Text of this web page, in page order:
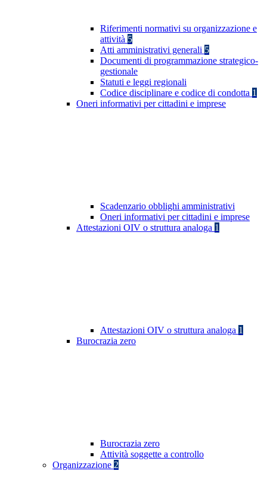
Riferimenti normativi su organizzazione e
attività 5
Atti amministrativi generali 5
Documenti di programmazione strategico-
gestionale
Statuti e leggi regionali
Codice disciplinare e codice di condotta 1
Oneri informativi per cittadini e imprese
Scadenzario obblighi amministrativi
Oneri informativi per cittadini e imprese
Attestazioni OIV o struttura analoga 1
Attestazioni OIV o struttura analoga 1
Burocrazia zero
Burocrazia zero
Attività soggette a controllo
Organizzazione 2